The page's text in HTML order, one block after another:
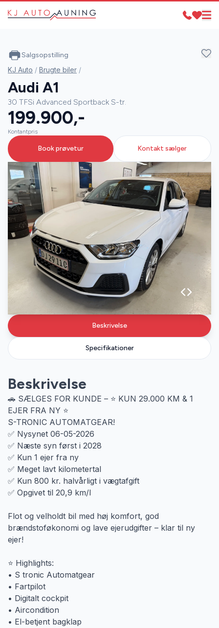
Specifikationer
Beskrivelse
Beskrivelse
🚗 SÆLGES FOR KUNDE – ⭐ KUN 29.000 KM & 1
EJER FRA NY ⭐
S-TRONIC AUTOMATGEAR!
✅ Nysynet 06-05-2026
✅ Næste syn først i 2028
✅ Kun 1 ejer fra ny
✅ Meget lavt kilometertal
✅ Kun 800 kr. halvårligt i vægtafgift
✅ Opgivet til 20,9 km/l
Flot og velholdt bil med høj komfort, god
brændstoføkonomi og lave ejerudgifter – klar til ny
ejer!
⭐ Highlights:
• S tronic Automatgear
• Fartpilot
• Digitalt cockpit
• Aircondition
• El-betjent bagklap
Salgsopstilling
KJ Auto / Brugte biler /
Audi A1
30 TFSi Advanced Sportback S-tr.
199.900,-
Kontantpris
Book prøvetur Kontakt sælger